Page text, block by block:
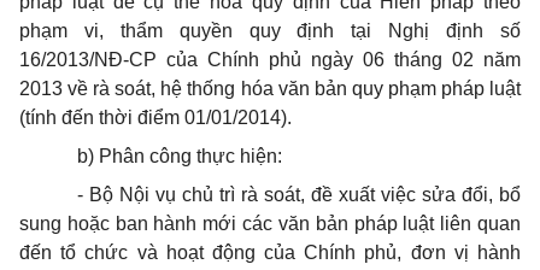
phạm vi, thẩm quyền quy định tại Nghị định số
16/2013/NĐ-CP của Chính phủ ngày 06 tháng 02 năm
2013 về rà soát, hệ thống hóa văn bản quy phạm pháp luật
(tính đến thời điểm 01/01/2014).
b) Phân công thực hiện:
- Bộ Nội vụ chủ trì rà soát, đề xuất việc sửa đổi, bổ
sung hoặc ban hành mới các văn bản pháp luật liên quan
đến tổ chức và hoạt động của Chính phủ, đơn vị hành